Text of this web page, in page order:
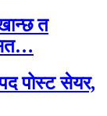
त
पोस्ट सेयर,